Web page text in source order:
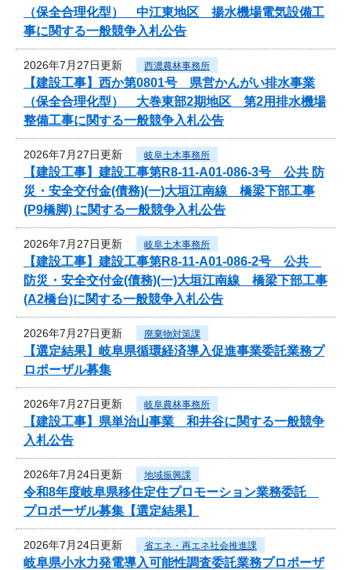
（保全合理化型） 中江東地区 揚水機場電気設備工
事に関する一般競争入札公告
2026年7月27日更新 西濃農林事務所
【建設工事】西か第0801号 県営かんがい排水事業
（保全合理化型） 大巻東部2期地区 第2用排水機場
整備工事に関する一般競争入札公告
2026年7月27日更新 岐阜土木事務所
【建設工事】建設工事第R8-11-A01-086-3号 公共 防
災・安全交付金(債務)(一)大垣江南線 橋梁下部工事
(P9橋脚) に関する一般競争入札公告
2026年7月27日更新 岐阜土木事務所
【建設工事】建設工事第R8-11-A01-086-2号 公共
防災・安全交付金(債務)(一)大垣江南線 橋梁下部工事
(A2橋台)に関する一般競争入札公告
2026年7月27日更新 廃棄物対策課
【選定結果】岐阜県循環経済導入促進事業委託業務プ
ロポーザル募集
2026年7月27日更新 岐阜農林事務所
【建設工事】県単治山事業 和井谷に関する一般競争
入札公告
2026年7月24日更新 地域振興課
令和8年度岐阜県移住定住プロモーション業務委託
プロポーザル募集【選定結果】
2026年7月24日更新 省エネ・再エネ社会推進課
岐阜県小水力発電導入可能性調査委託業務プロポーザ